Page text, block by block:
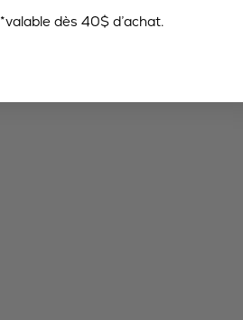
*valable dès 40$ d’achat.